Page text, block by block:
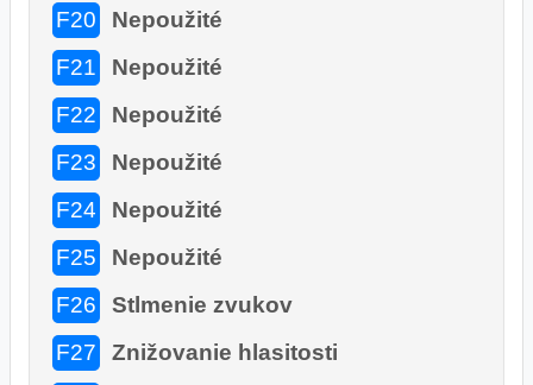
F20
Nepoužité
F21
Nepoužité
F22
Nepoužité
F23
Nepoužité
F24
Nepoužité
F25
Nepoužité
F26
Stlmenie zvukov
F27
Znižovanie hlasitosti